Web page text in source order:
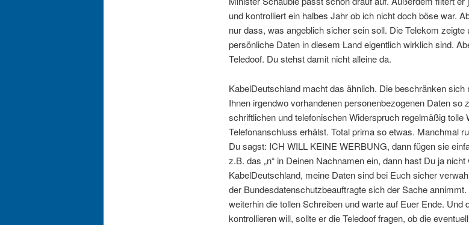
und kontrolliert ein halbes Jahr ob ich nicht doch böse war.
nur dass, was angeblich sicher sein soll. Die Telekom zeigte
persönliche Daten in diesem Land eigentlich wirklich sind.
Teledoof. Du stehst damit nicht alleine da.
KabelDeutschland macht das ähnlich. Die beschränken sich
Ihnen irgendwo vorhandenen personenbezogenen Daten so
schriftlichen und telefonischen Widerspruch regelmäßig tolle
Telefonanschluss erhälst. Total prima so etwas. Manchmal
Du sagst: ICH WILL KEINE WERBUNG, dann fügen sie
z.B. das „n“ in Deinen Nachnamen ein, dann hast Du ja
KabelDeutschland, meine Daten sind bei Euch sicher
der Bundesdatenschutzbeauftragte sich der Sache
weiterhin die tollen Schreiben und warte auf Euer Ende. Und
kontrollieren will, sollte er die Teledoof fragen, ob die